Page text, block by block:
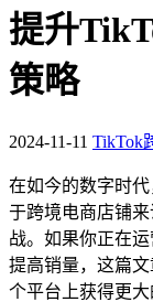
提升
策略
2024-11-11 TikTok
在如今的数字时
于跨境电商店铺
战。如果你正在
提高销量，这篇
个平台上获得更大